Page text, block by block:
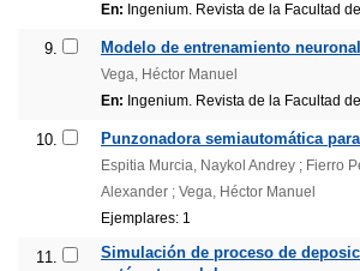
En: Ingenium. Revista de la Facultad
9. Modelo de entrenamiento
Vega, Héctor Manuel
En: Ingenium. Revista de la Facultad
10. Punzonadora semiautomática
Espitia Murcia, Naykol Andrey ; Fierro
Alexander ; Vega, Héctor Manuel
Ejemplares: 1
11.
Simulación de proceso de